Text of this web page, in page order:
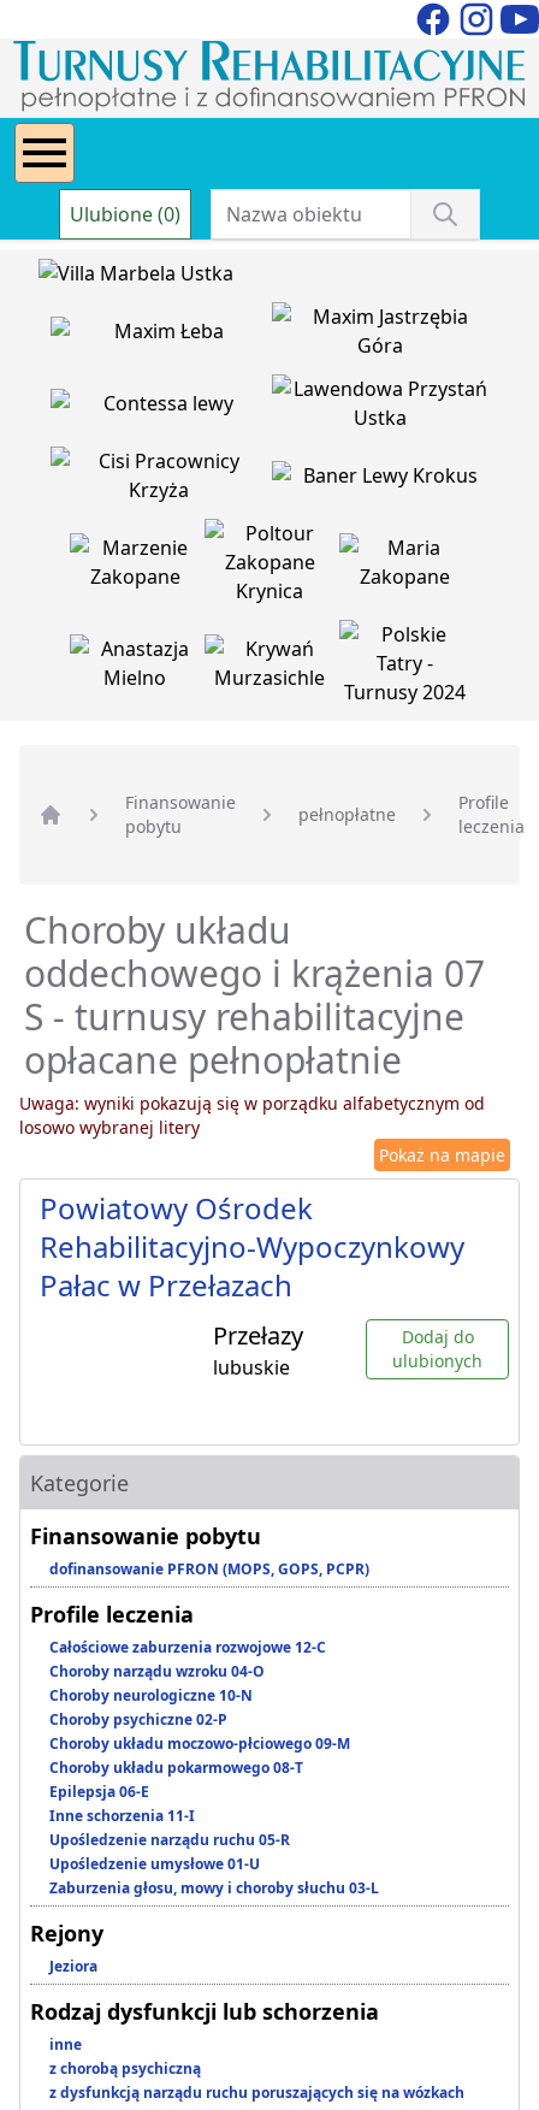
Ulubione (0)
Strona główna
Finansowanie
pobytu
pełnopłatne
Profile
leczenia
Choroby układu
oddechowego i krążenia 07
S - turnusy rehabilitacyjne
opłacane pełnopłatnie
Uwaga: wyniki pokazują się w porządku alfabetycznym od
losowo wybranej litery
Pokaż na mapie
Powiatowy Ośrodek
Rehabilitacyjno-Wypoczynkowy
Pałac w Przełazach
Przełazy
lubuskie
Dodaj do
ulubionych
Kategorie
Finansowanie pobytu
dofinansowanie PFRON (MOPS, GOPS, PCPR)
Profile leczenia
Całościowe zaburzenia rozwojowe 12-C
Choroby narządu wzroku 04-O
Choroby neurologiczne 10-N
Choroby psychiczne 02-P
Choroby układu moczowo-płciowego 09-M
Choroby układu pokarmowego 08-T
Epilepsja 06-E
Inne schorzenia 11-I
Upośledzenie narządu ruchu 05-R
Upośledzenie umysłowe 01-U
Zaburzenia głosu, mowy i choroby słuchu 03-L
Rejony
Jeziora
Rodzaj dysfunkcji lub schorzenia
inne
z chorobą psychiczną
z dysfunkcją narządu ruchu poruszających się na wózkach